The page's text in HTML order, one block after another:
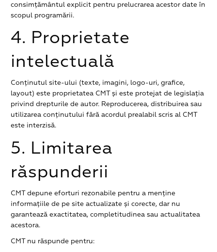
consimțământul explicit pentru prelucrarea acestor date în
scopul programării.
4. Proprietate
intelectuală
Conținutul site-ului (texte, imagini, logo-uri, grafice,
layout) este proprietatea CMT și este protejat de legislația
privind drepturile de autor. Reproducerea, distribuirea sau
utilizarea conținutului fără acordul prealabil scris al CMT
este interzisă.
5. Limitarea
răspunderii
CMT depune eforturi rezonabile pentru a menține
informațiile de pe site actualizate și corecte, dar nu
garantează exactitatea, completitudinea sau actualitatea
acestora.
CMT nu răspunde pentru: